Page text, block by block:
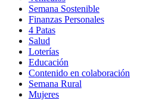
Semana Sostenible
Finanzas Personales
4 Patas
Salud
Loterías
Educación
Contenido en colaboración
Semana Rural
Mujeres